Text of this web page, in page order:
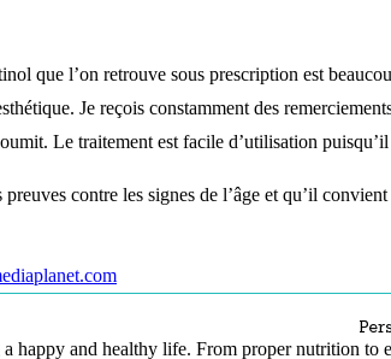
que l’on retrouve sous prescription est
Je reçois constamment des
Le traitement est facile d’utilisation
contre les signes de l’âge et qu’il
and healthy life. From proper nutrition to